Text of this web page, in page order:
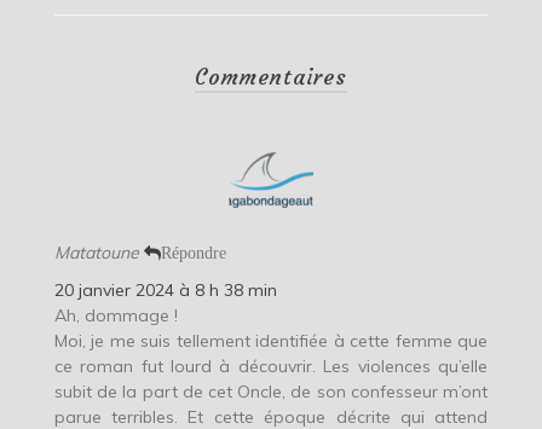
Commentaires
Matatoune Répondre
20 janvier 2024 à 8 h 38 min
Ah, dommage !
Moi, je me suis tellement identifiée à cette femme que
ce roman fut lourd à découvrir. Les violences qu’elle
subit de la part de cet Oncle, de son confesseur m’ont
parue terribles. Et cette époque décrite qui attend